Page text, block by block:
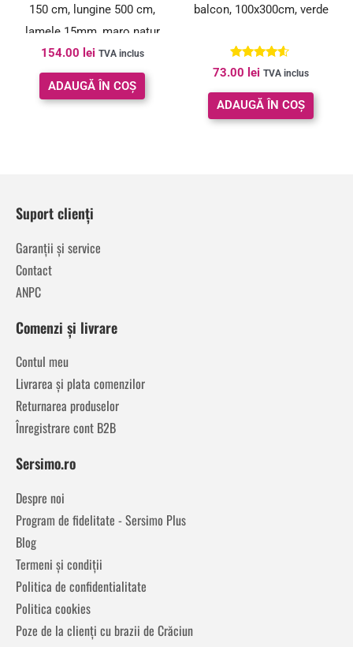
150 cm, lungine 500 cm,
lamele 15mm, maro natur
154.00 lei TVA inclus
ADAUGĂ ÎN COȘ
balcon, 100x300cm, verde
Evaluat la
4.43
din 5
73.00 lei TVA inclus
ADAUGĂ ÎN COȘ
Suport clienți
Garanții și service
Contact
ANPC
Comenzi și livrare
Contul meu
Livrarea și plata comenzilor
Returnarea produselor
Înregistrare cont B2B
Sersimo.ro
Despre noi
Program de fidelitate - Sersimo Plus
Blog
Termeni și condiții
Politica de confidentialitate
Politica cookies
Poze de la clienți cu brazii de Crăciun